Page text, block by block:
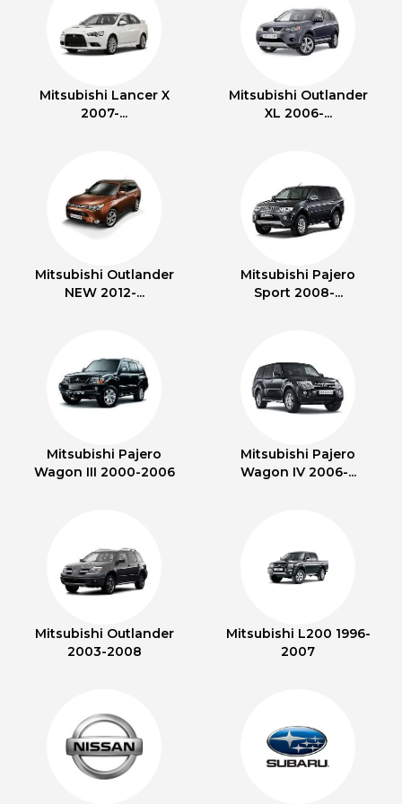
Mitsubishi Lancer X
2007-...
Mitsubishi Outlander
XL 2006-...
Mitsubishi Outlander
NEW 2012-...
Mitsubishi Pajero
Sport 2008-...
Mitsubishi Pajero
Wagon III 2000-2006
Mitsubishi Pajero
Wagon IV 2006-...
Mitsubishi Outlander
2003-2008
Mitsubishi L200 1996-
2007